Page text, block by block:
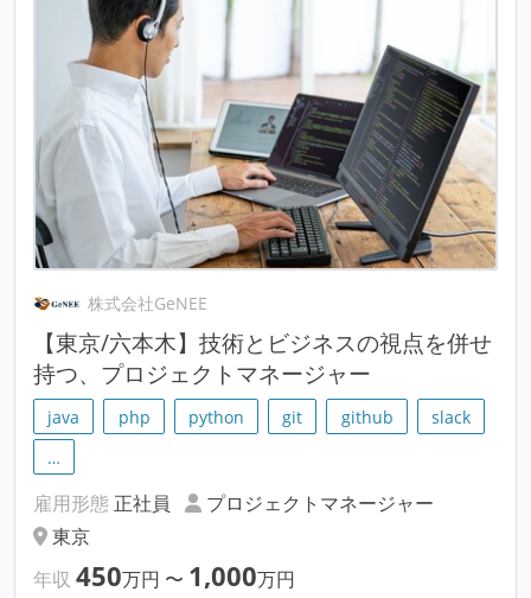
株式会社GeNEE
【東京/六本木】技術とビジネスの視点を併せ
持つ、プロジェクトマネージャー
java php python git github
slack
…
雇用形態 正社員
プロジェクトマネージャー
東京
年収 450万円 〜 1,000万円